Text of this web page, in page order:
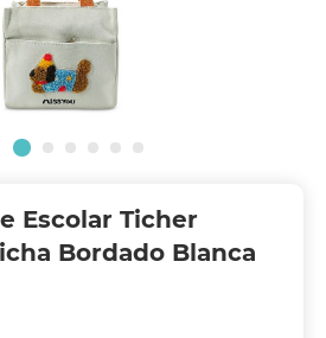
Escolar Ticher
Bordado Blanca